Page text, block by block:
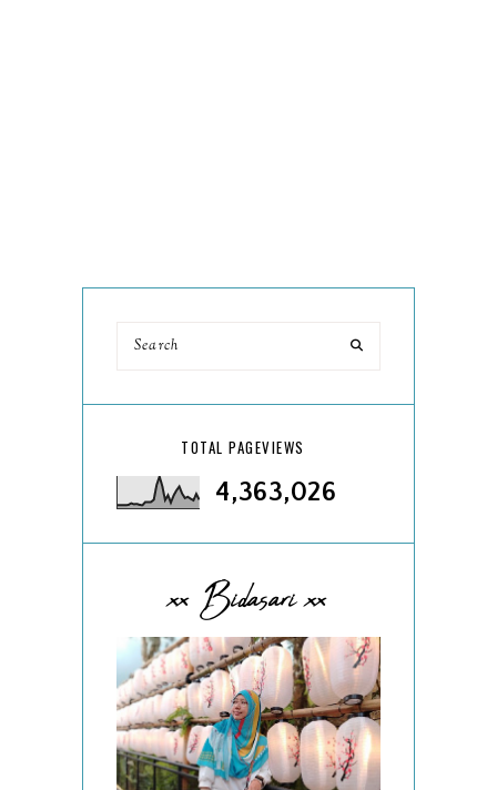
TOTAL PAGEVIEWS
4,363,026
xx Bidasari xx